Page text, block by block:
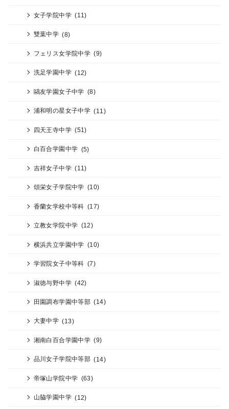
女子学院中学 (11)
雙葉中学 (8)
フェリス女学院中学 (9)
洗足学園中学 (12)
鷗友学園女子中学 (8)
浦和明の星女子中学 (11)
四天王寺中学 (51)
白百合学園中学 (5)
吉祥女子中学 (11)
頌栄女子学院中学 (10)
香蘭女学校中等科 (17)
立教女学院中学 (12)
横浜共立学園中学 (10)
学習院女子中等科 (7)
淑徳与野中学 (42)
田園調布学園中等部 (14)
大妻中学 (13)
湘南白百合学園中学 (9)
品川女子学院中等部 (14)
帝塚山学院中学 (63)
山脇学園中学 (12)